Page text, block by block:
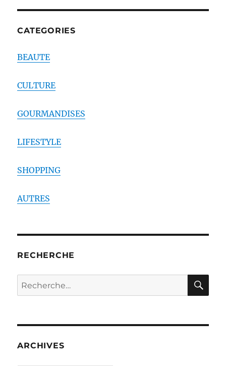
CATEGORIES
BEAUTE
CULTURE
GOURMANDISES
LIFESTYLE
SHOPPING
AUTRES
RECHERCHE
Recherche
pour :
ARCHIVES